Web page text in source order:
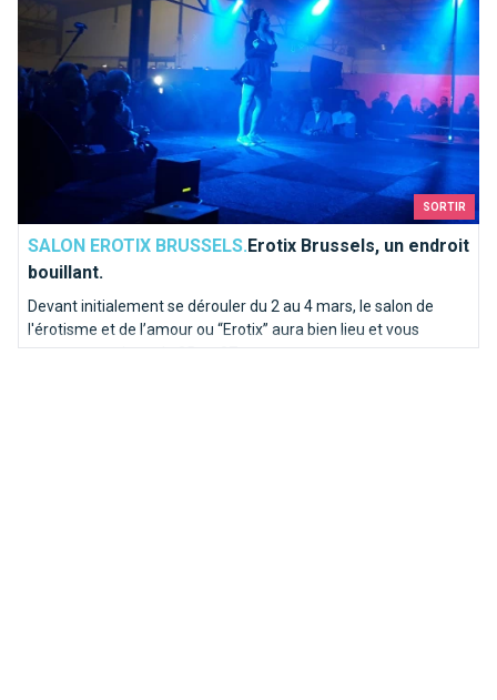
SORTIR
SALON EROTIX BRUSSELS.Erotix Brussels, un endroit
bouillant.
Devant initialement se dérouler du 2 au 4 mars, le salon de
l'érotisme et de l’amour ou “Erotix” aura bien lieu et vous
pourrez y assister du 25 au 27 mars.